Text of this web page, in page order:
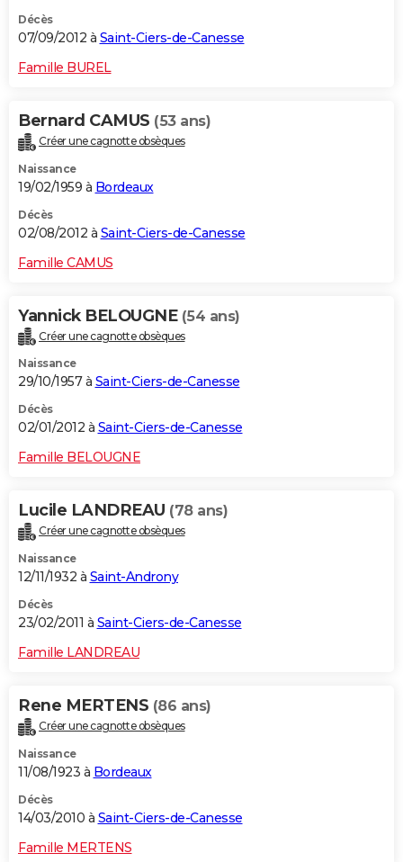
Décès
07/09/2012 à Saint-Ciers-de-Canesse
Famille BUREL
Bernard CAMUS (53 ans)
Créer une cagnotte obsèques
Naissance
19/02/1959 à Bordeaux
Décès
02/08/2012 à Saint-Ciers-de-Canesse
Famille CAMUS
Yannick BELOUGNE (54 ans)
Créer une cagnotte obsèques
Naissance
29/10/1957 à Saint-Ciers-de-Canesse
Décès
02/01/2012 à Saint-Ciers-de-Canesse
Famille BELOUGNE
Lucile LANDREAU (78 ans)
Créer une cagnotte obsèques
Naissance
12/11/1932 à Saint-Androny
Décès
23/02/2011 à Saint-Ciers-de-Canesse
Famille LANDREAU
Rene MERTENS (86 ans)
Créer une cagnotte obsèques
Naissance
11/08/1923 à Bordeaux
Décès
14/03/2010 à Saint-Ciers-de-Canesse
Famille MERTENS